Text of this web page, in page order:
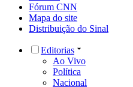
Fórum CNN
Mapa do site
Distribuição do Sinal
Editorias
Ao Vivo
Política
Nacional